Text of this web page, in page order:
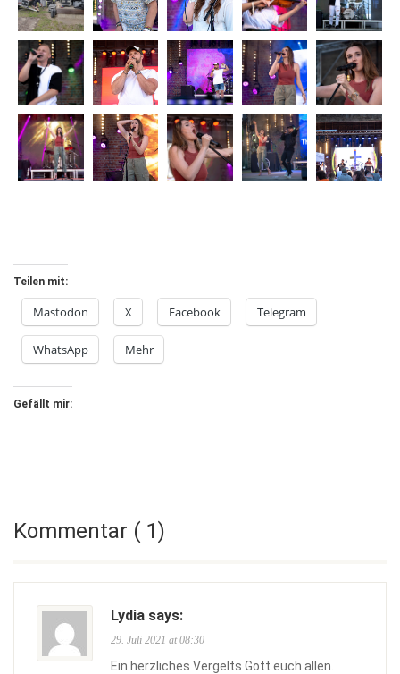
Teilen mit:
Mastodon X Facebook Telegram
WhatsApp Mehr
Gefällt mir:
Kommentar ( 1)
Lydia says:
29. Juli 2021 at 08:30
Ein herzliches Vergelts Gott euch allen.